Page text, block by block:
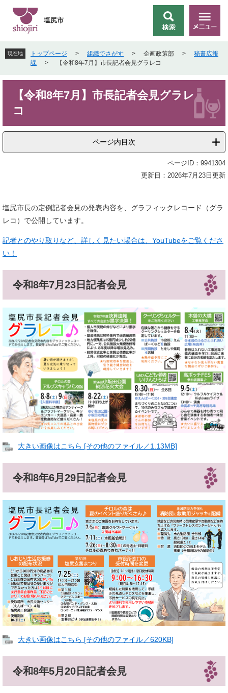
先
頭
す
を
飛
し
索
メ
ニ
ー
塩尻市
現在地 トップページ > 組織でさがす > 企画政策部 >
秘書広報
課
> 【令和8年7月】市長記者会見グラレコ
【令和8年7月】市長記者会見グラレ
コ
ページ内目次
ページID：9941304
更新日：2026年7月23日更新
塩尻市長の定例記者会見の発表内容を、グラフィックレコード（グラ
レコ）で公開しています。
記者とのやり取りなど、詳しく見たい場合は、YouTubeをご覧くださ
い！
令和8年7月23日記者会見
大きい画像はこちら [その他のファイル／1.13MB]
令和8年6月29日記者会見
大きい画像はこちら [その他のファイル／620KB]
令和8年5月20日記者会見